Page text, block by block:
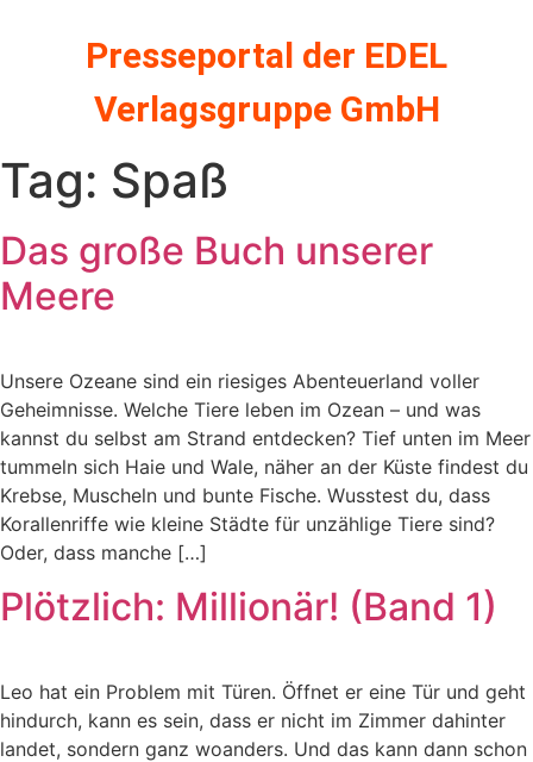
Presseportal der EDEL
Verlagsgruppe GmbH
Tag: Spaß
Das große Buch unserer
Meere
Unsere Ozeane sind ein riesiges Abenteuerland voller
Geheimnisse. Welche Tiere leben im Ozean – und was
kannst du selbst am Strand entdecken? Tief unten im Meer
tummeln sich Haie und Wale, näher an der Küste findest du
Krebse, Muscheln und bunte Fische. Wusstest du, dass
Korallenriffe wie kleine Städte für unzählige Tiere sind?
Oder, dass manche […]
Plötzlich: Millionär! (Band 1)
Leo hat ein Problem mit Türen. Öffnet er eine Tür und geht
hindurch, kann es sein, dass er nicht im Zimmer dahinter
landet, sondern ganz woanders. Und das kann dann schon